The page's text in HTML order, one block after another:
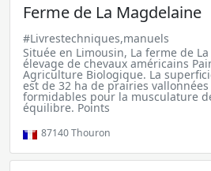
Ferme de La Magdelaine
#Livrestechniques,manuels
Située en Limousin, La ferme de
élevage de chevaux américains
Agriculture Biologique. La
est de 32 ha de prairies
formidables pour la musculature
équilibre. Points
87140Thouron